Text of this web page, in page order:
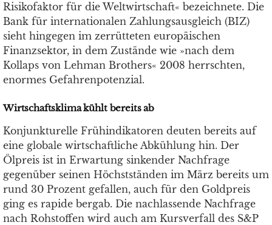
Risikofaktor für die Weltwirtschaft« bezeichnete. Die
Bank für internationalen Zahlungsausgleich (BIZ)
sieht hingegen im zerrütteten europäischen
Finanzsektor, in dem Zustände wie »nach dem
Kollaps von Lehman Brothers« 2008 herrschten,
enormes Gefahrenpotenzial.
Wirtschaftsklima kühlt bereits ab
Konjunkturelle Frühindikatoren deuten bereits auf
eine globale wirtschaftliche Abkühlung hin. Der
Ölpreis ist in Erwartung sinkender Nachfrage
gegenüber seinen Höchstständen im März bereits um
rund 30 Prozent gefallen, auch für den Goldpreis
ging es rapide bergab. Die nachlassende Nachfrage
nach Rohstoffen wird auch am Kursverfall des S&P